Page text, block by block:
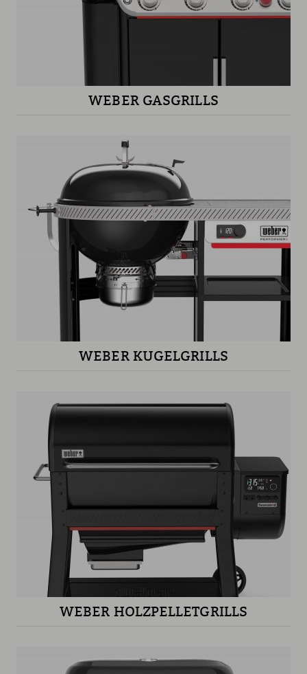
WEBER GASGRILLS
WEBER KUGELGRILLS
WEBER HOLZPELLETGRILLS